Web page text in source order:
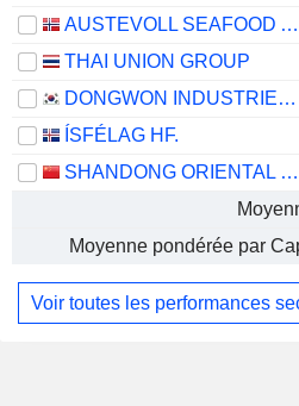
AUSTEVOLL SEAFOOD ASA
THAI UNION GROUP
DONGWON INDUSTRIES CO., LTD.
ÍSFÉLAG HF.
SHANDONG ORIENTAL OCEAN SCI-TECH CO., LTD.
Moyenne pondérée par
Voir toutes les performances